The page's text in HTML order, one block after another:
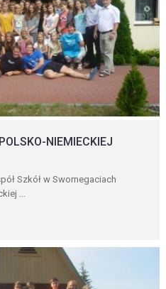
NIEMIECKIEJ
Szkół w Swornegaciach
...